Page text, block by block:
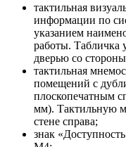
тактильная
информации по
указанием
работы. Табличка
дверью со
тактильная
помещений с
плоскопечатным
мм). Тактильную
стене справа;
знак